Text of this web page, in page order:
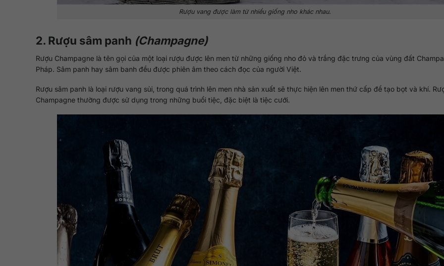
Rượu vang được làm từ nhiều giống nho khác nhau.
2. Rượu sâm panh (Champagne)
Rượu Champagne là tên gọi của một loại rượu được lên men từ những giống nho đỏ và trắng đặc trưng của vùng đất
Pháp. Sâm panh hay sâm banh đều được phiên âm theo cách đọc của người Việt.
Rượu sâm panh là loại rượu vang sủi, trong quá trình lên men nhà sản xuất sẽ thực hiện lên men thứ cấp để tạo bọt và khí.
Champagne thường được sử dụng trong những buổi tiệc, đặc biệt là tiệc cưới.